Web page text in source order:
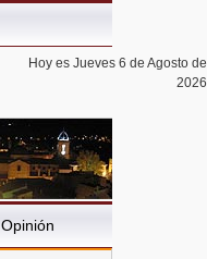
Hoy es Jueves 6 de Agosto de
2026
Opinión